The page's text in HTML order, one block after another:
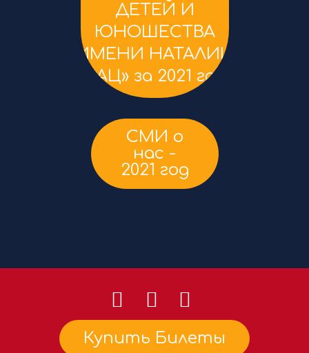
ДЕТЕЙ И
ЮНОШЕСТВА
ИМЕНИ НАТАЛИИ
САЦ» за 2021 год
СМИ о
нас -
2021 год
Купить Билеты